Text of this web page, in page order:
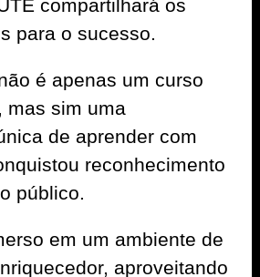
compartilhará os
para o sucesso.
é apenas um curso
mas sim uma
de aprender com
reconhecimento
público.
em um ambiente de
aproveitando